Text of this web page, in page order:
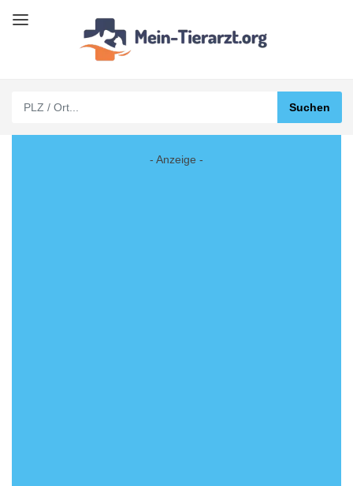
- Anzeige -